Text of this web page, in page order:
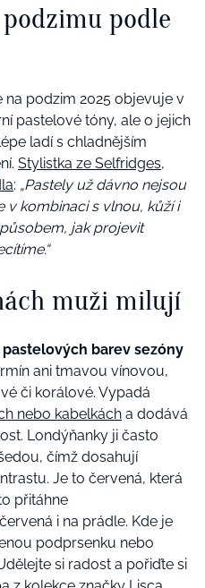
podle
podzim 2025 objevuje v
pastelové tóny, ale o jejich
ladí s chladnějším
Stylistka ze Selfridges,
: „Pastely už dávno nejsou
v kombinaci s vlnou, kůží i
jak projevit
muži milují
barev sezóny
ani tmavou vínovou,
či korálové. Vypadá
nebo kabelkách a dodává
Londýňanky ji často
čímž dosahují
Je to červená, která
přitáhne
i na prádle. Kde je
podprsenku nebo
si radost a pořiďte si